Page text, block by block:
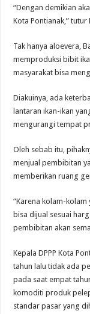
“Dengan demikian
Kota Pontianak,” tutur
Tak hanya aloevera,
memproduksi bibit
masyarakat bisa
Diakuinya, ada
lantaran ikan-ikan
mengurangi tempat
Oleh sebab itu,
menjual pembibitan
memberikan ruang
“Karena kolam-
bisa dijual sesuai
pembibitan akan
Kepala DPPP Kota
tahun lalu tidak ada
pada saat empat
komoditi produk
standar pasar yang